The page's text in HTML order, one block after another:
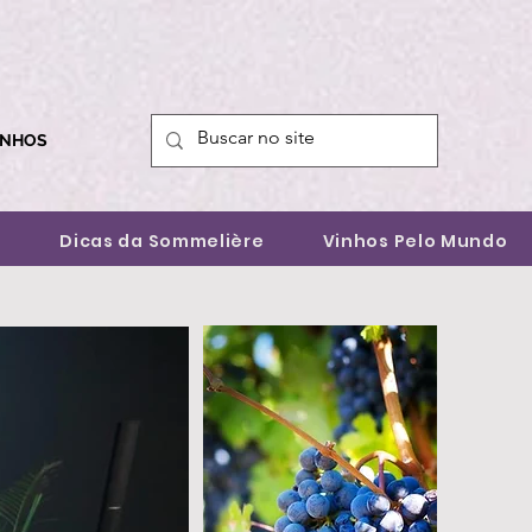
Dicas da Sommelière Vinhos Pelo Mundo